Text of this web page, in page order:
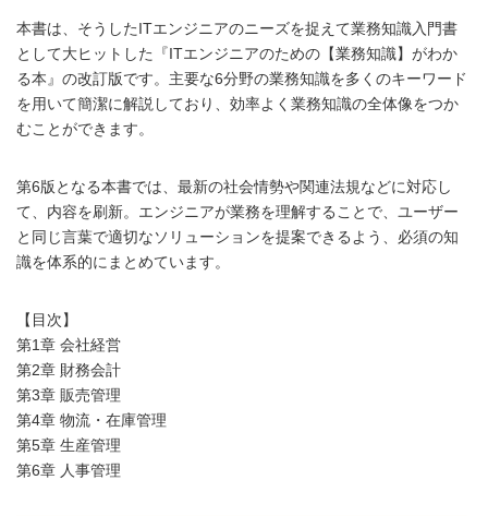
本書は、そうしたITエンジニアのニーズを捉えて業務知識入門書
として大ヒットした『ITエンジニアのための【業務知識】がわか
る本』の改訂版です。主要な6分野の業務知識を多くのキーワード
を用いて簡潔に解説しており、効率よく業務知識の全体像をつか
むことができます。
第6版となる本書では、最新の社会情勢や関連法規などに対応し
て、内容を刷新。エンジニアが業務を理解することで、ユーザー
と同じ言葉で適切なソリューションを提案できるよう、必須の知
識を体系的にまとめています。
【目次】
第1章 会社経営
第2章 財務会計
第3章 販売管理
第4章 物流・在庫管理
第5章 生産管理
第6章 人事管理